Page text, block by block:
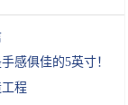
感俱佳的5英寸！
程